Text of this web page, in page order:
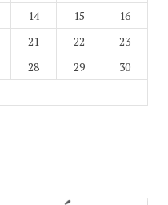
14 15
16
21 22
23
28 29
30